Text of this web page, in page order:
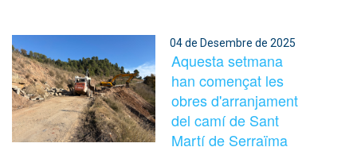
04 de Desembre de 2025
Aquesta setmana
han començat les
obres d'arranjament
del camí de Sant
Martí de Serraïma